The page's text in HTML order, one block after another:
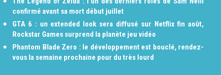
confirmé avant sa mort début juillet
GTA 6 : un extended look sera diffusé sur Netflix fin août,
Rockstar Games surprend la planète jeu vidéo
Phantom Blade Zero : le développement est bouclé, rendez-
vous la semaine prochaine pour du très lourd